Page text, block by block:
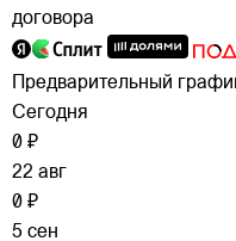
договора
Предварительный
Сегодня
0 ₽
22 авг
0 ₽
5 сен